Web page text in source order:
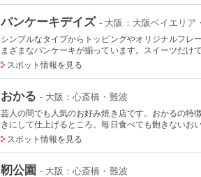
パンケーキデイズ - 大阪：大阪ベイエリア
シンプルなタイプからトッピングやオリジナルフレ
まざまなパンケーキが揃っています。スイーツだけ
スポット情報を見る
おかる - 大阪：心斎橋・難波
芸人の間でも人気のお好み焼き店です。おかるの特
きにして仕上げるところ。毎日食べても飽きないお
スポット情報を見る
靭公園 - 大阪：心斎橋・難波